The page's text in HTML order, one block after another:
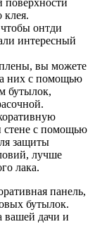
клея.
онтди
интересный
вы можете
них с помощью
бутылок,
стене с помощью
защиты
лучше
лака.
панель,
бутылок.
вашей дачи и